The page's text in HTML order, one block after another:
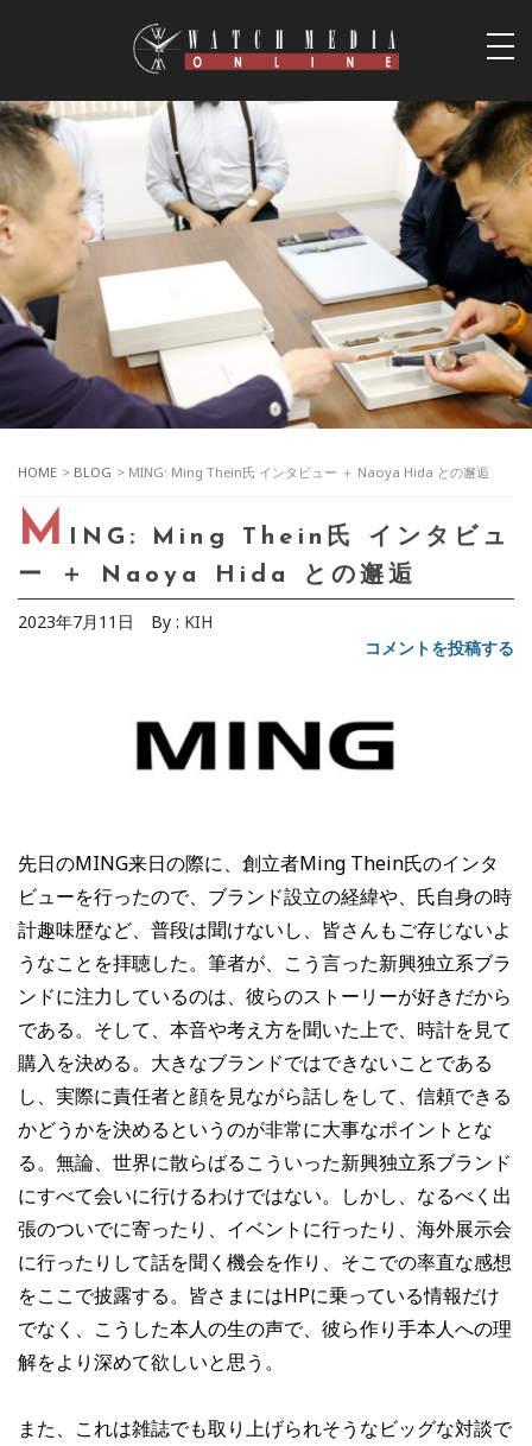
HOME > BLOG > MING: Ming Thein氏 インタビュー ＋ Naoya Hida との邂逅
M
ING: Ming Thein氏 インタビュ
ー ＋ Naoya Hida との邂逅
2023年7月11日 By : KIH
コメントを投稿する
先日のMING来日の際に、創立者Ming Thein氏のインタ
ビューを行ったので、ブランド設立の経緯や、氏自身の時
計趣味歴など、普段は聞けないし、皆さんもご存じないよ
うなことを拝聴した。筆者が、こう言った新興独立系ブラ
ンドに注力しているのは、彼らのストーリーが好きだから
である。そして、本音や考え方を聞いた上で、時計を見て
購入を決める。大きなブランドではできないことである
し、実際に責任者と顔を見ながら話しをして、信頼できる
かどうかを決めるというのが非常に大事なポイントとな
る。無論、世界に散らばるこういった新興独立系ブランド
にすべて会いに行けるわけではない。しかし、なるべく出
張のついでに寄ったり、イベントに行ったり、海外展示会
に行ったりして話を聞く機会を作り、そこでの率直な感想
をここで披露する。皆さまにはHPに乗っている情報だけ
でなく、こうした本人の生の声で、彼ら作り手本人への理
解をより深めて欲しいと思う。
また、これは雑誌でも取り上げられそうなビッグな対談で